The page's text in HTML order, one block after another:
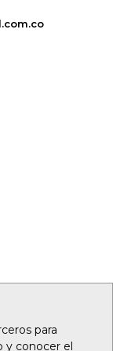
para
y conocer el